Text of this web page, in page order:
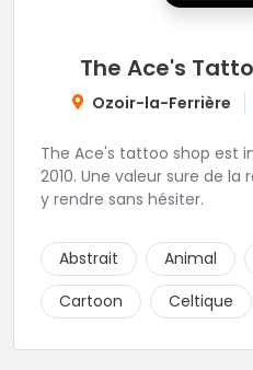
The Ace's
Ozoir-la-Ferrière
The Ace's tattoo shop est
2010. Une valeur sure de la
y rendre sans hésiter.
Abstrait Animal
Cartoon
Celtique